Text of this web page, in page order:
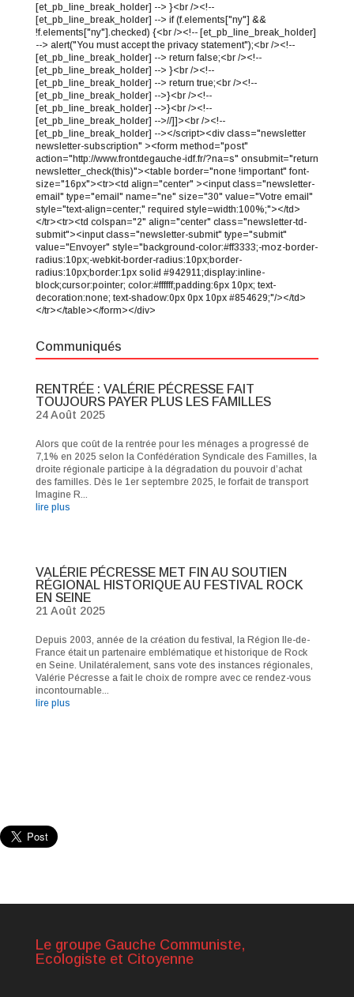
[et_pb_line_break_holder] --> }<br /><!--
[et_pb_line_break_holder] --> if (f.elements["ny"] &&
!f.elements["ny"].checked) {<br /><!-- [et_pb_line_break_holder]
--> alert("You must accept the privacy statement");<br /><!--
[et_pb_line_break_holder] --> return false;<br /><!--
[et_pb_line_break_holder] --> }<br /><!--
[et_pb_line_break_holder] --> return true;<br /><!--
[et_pb_line_break_holder] -->}<br /><!--
[et_pb_line_break_holder] -->}<br /><!--
[et_pb_line_break_holder] -->//]]><br /><!--
[et_pb_line_break_holder] --></script><div class="newsletter
newsletter-subscription" ><form method="post"
action="http://www.frontdegauche-idf.fr/?na=s" onsubmit="return
newsletter_check(this)"><table border="none !important" font-
size="16px"><tr><td align="center" ><input class="newsletter-
email" type="email" name="ne" size="30" value="Votre email"
style="text-align=center;" required style=width:100%;"></td>
</tr><tr><td colspan="2" align="center" class="newsletter-td-
submit"><input class="newsletter-submit" type="submit"
value="Envoyer" style="background-color:#ff3333;-moz-border-
radius:10px;-webkit-border-radius:10px;border-
radius:10px;border:1px solid #942911;display:inline-
block;cursor:pointer; color:#ffffff;padding:6px 10px; text-
decoration:none; text-shadow:0px 0px 10px #854629;"/></td>
</tr></table></form></div>
Communiqués
RENTRÉE : VALÉRIE PÉCRESSE FAIT
TOUJOURS PAYER PLUS LES FAMILLES
24 Août 2025
Alors que coût de la rentrée pour les ménages a progressé de
7,1% en 2025 selon la Confédération Syndicale des Familles, la
droite régionale participe à la dégradation du pouvoir d’achat
des familles. Dès le 1er septembre 2025, le forfait de transport
Imagine R...
lire plus
VALÉRIE PÉCRESSE MET FIN AU SOUTIEN
RÉGIONAL HISTORIQUE AU FESTIVAL ROCK
EN SEINE
21 Août 2025
Depuis 2003, année de la création du festival, la Région Ile-de-
France était un partenaire emblématique et historique de Rock
en Seine. Unilatéralement, sans vote des instances régionales,
Valérie Pécresse a fait le choix de rompre avec ce rendez-vous
incontournable...
lire plus
Le groupe Gauche Communiste,
Ecologiste et Citoyenne